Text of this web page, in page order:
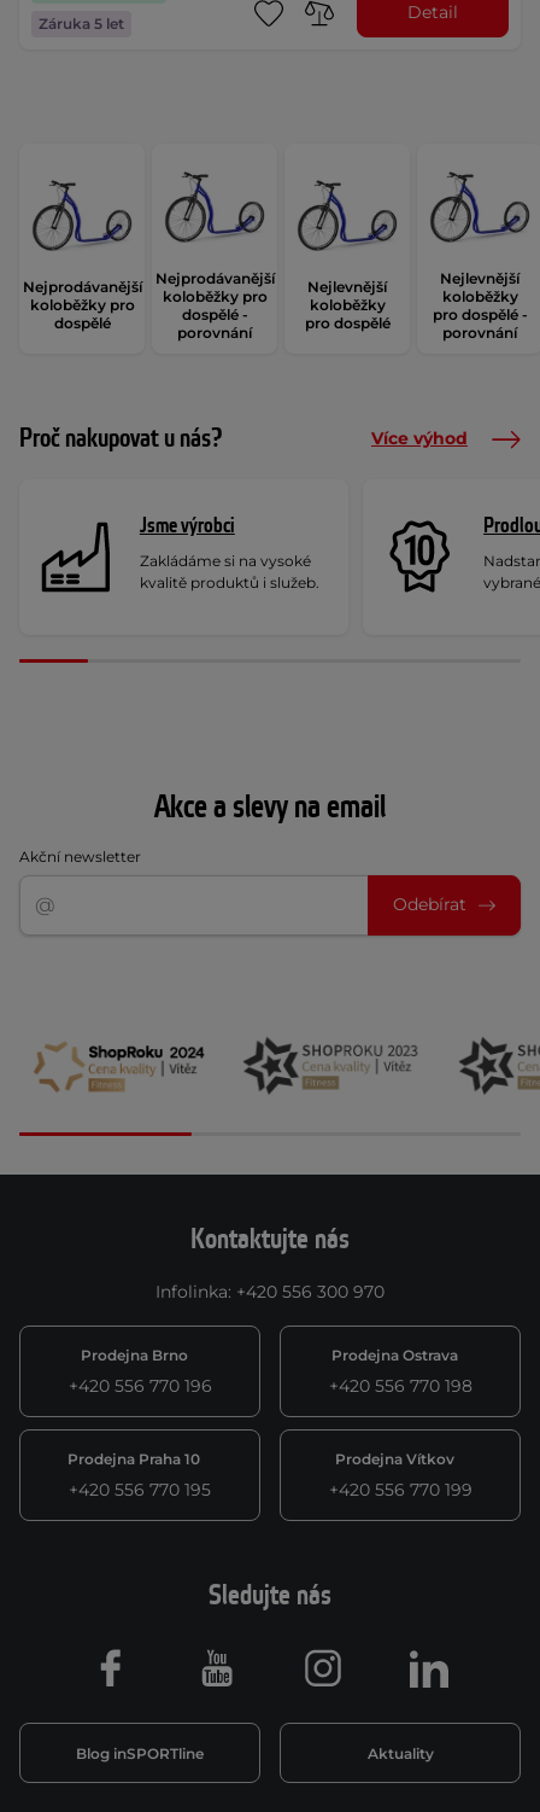
Záruka 5 let
Detail
Nejprodávanější
koloběžky pro
dospělé
Nejprodávanější
koloběžky pro
dospělé -
porovnání
Nejlevnější
koloběžky
pro dospělé
Nejlevnější
koloběžky
pro dospělé -
porovnání
Proč nakupovat u nás? Více výhod
Jsme výrobci
Zakládáme si na vysoké
kvalitě produktů i služeb.
Akce a slevy na email
Akční newsletter
Odebírat
Kontaktujte nás
Infolinka: +420 556 300 970
Prodejna Brno
+420 556 770 196
Prodejna Ostrava
+420 556 770 198
Prodejna Praha 10
+420 556 770 195
Prodejna Vítkov
+420 556 770 199
Sledujte nás
Blog inSPORTline Aktuality
Facebook Youtube Instagram LinkedIn